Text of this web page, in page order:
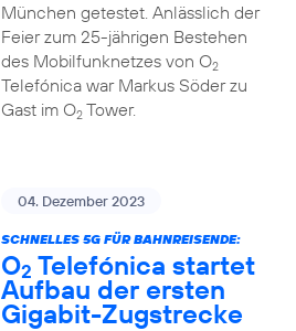
München getestet. Anlässlich der
Feier zum 25-jährigen Bestehen
des Mobilfunknetzes von O2
Telefónica war Markus Söder zu
Gast im O2Tower.
04. Dezember 2023
SCHNELLES 5G FÜR BAHNREISENDE:
O2 Telefónica startet
Aufbau der ersten
Gigabit-Zugstrecke